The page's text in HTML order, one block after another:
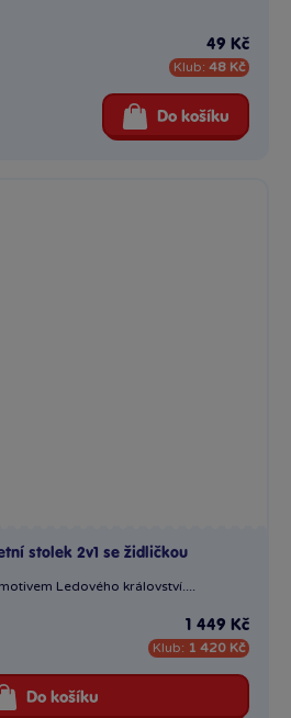
49 Kč
Klub: 48 Kč
Do košíku
stolek 2v1 se židličkou
Ledového království....
1 449 Kč
Klub: 1 420 Kč
Do košíku